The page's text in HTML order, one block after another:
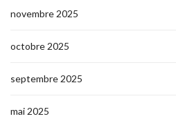
novembre 2025
octobre 2025
septembre 2025
mai 2025